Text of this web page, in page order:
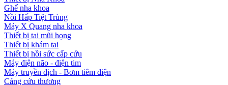
Ghế nha khoa
Nồi Hấp Tiệt Trùng
Máy X Quang nha khoa
Thiết bị tai mũi họng
Thiết bị khám tai
Thiết bị hồi sức cấp cứu
Máy điện não - điện tim
Máy truyền dịch - Bơm tiêm điện
Cáng cứu thương